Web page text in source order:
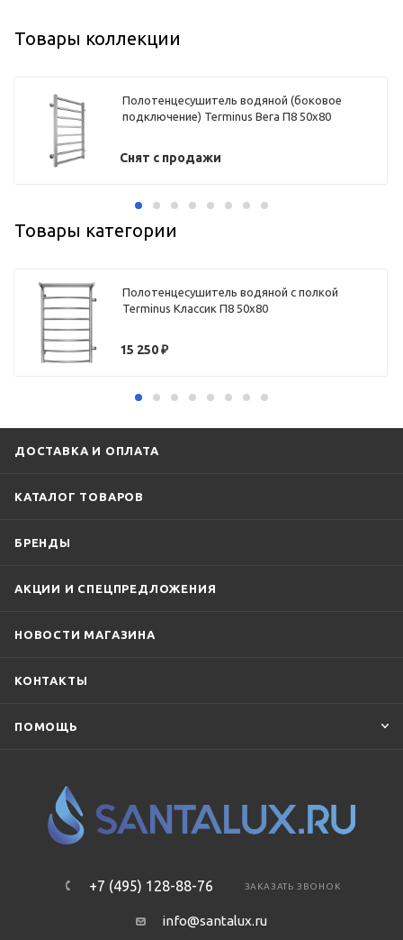
Товары коллекции
Полотенцесушитель водяной (боковое
подключение) Terminus Вега П8 50х80
Снят с продажи
Товары категории
Полотенцесушитель водяной с полкой
Terminus Классик П8 50х80
15 250₽
ДОСТАВКА И ОПЛАТА
КАТАЛОГ ТОВАРОВ
БРЕНДЫ
АКЦИИ И СПЕЦПРЕДЛОЖЕНИЯ
НОВОСТИ МАГАЗИНА
КОНТАКТЫ
ПОМОЩЬ
+7 (495) 128-88-76 ЗАКАЗАТЬ ЗВОНОК
info@santalux.ru